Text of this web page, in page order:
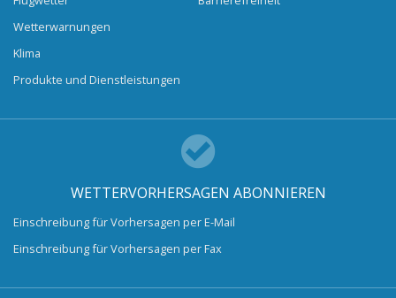
Wetterwarnungen
Klima
Produkte und Dienstleistungen
WETTERVORHERSAGEN ABONNIEREN
Einschreibung für Vorhersagen per E-Mail
Einschreibung für Vorhersagen per Fax